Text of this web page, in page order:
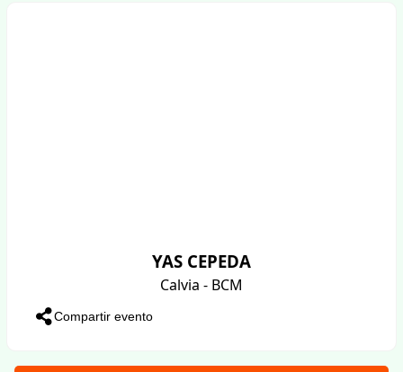
YAS CEPEDA
Calvia - BCM
Compartir evento